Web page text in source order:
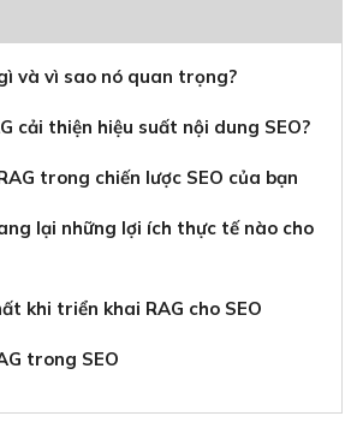
và vì sao nó quan trọng?
cải thiện hiệu suất nội dung SEO?
trong chiến lược SEO của bạn
lại những lợi ích thực tế nào cho
khi triển khai RAG cho SEO
trong SEO